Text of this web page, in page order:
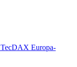
TecDAX Europa-